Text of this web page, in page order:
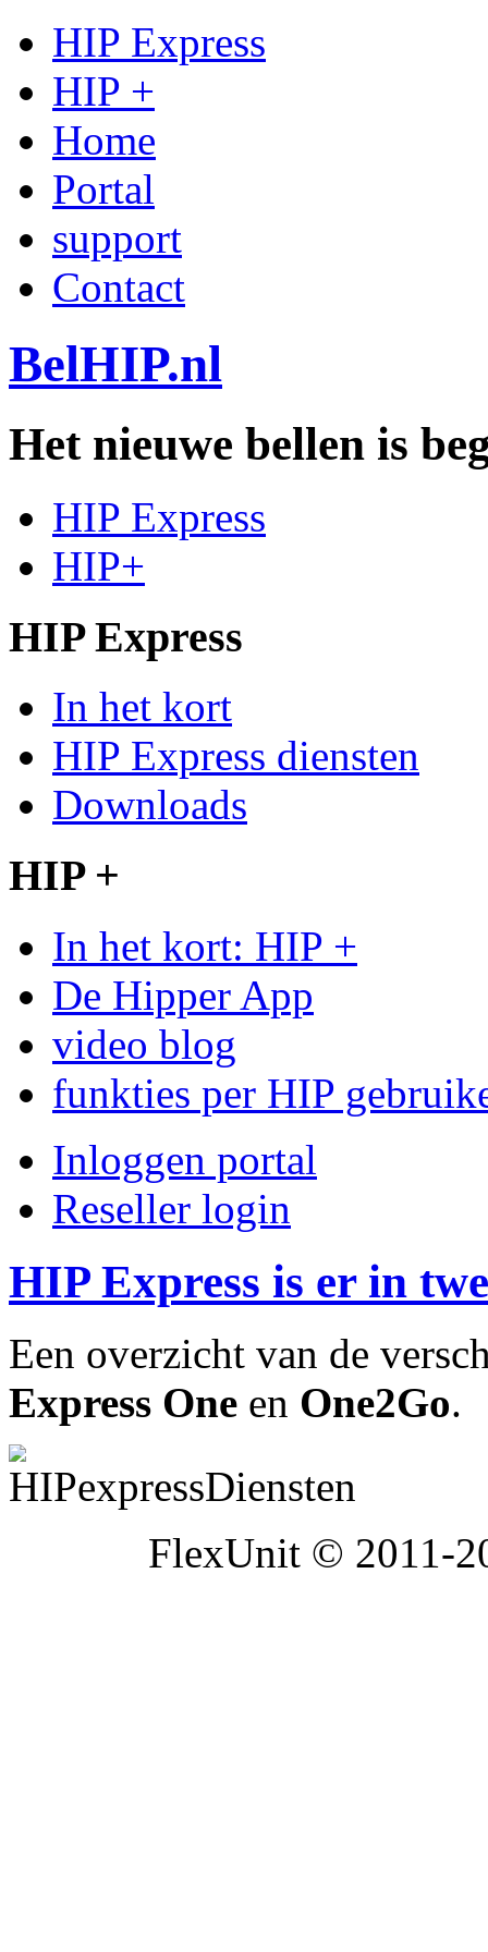
HIP Express
HIP +
Home
Portal
support
Contact
BelHIP.nl
Het nieuwe bellen is
HIP Express
HIP+
HIP Express
In het kort
HIP Express diensten
Downloads
HIP +
In het kort: HIP +
De Hipper App
video blog
funkties per HIP
Inloggen portal
Reseller login
HIP Express is er in
Een overzicht van de
Express One en One2Go.
FlexUnit © 2011-